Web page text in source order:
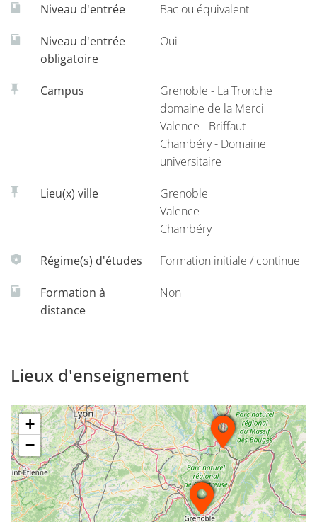
Licence comportant une option "accès
santé" (L.AS)
Groupe 1 : 1re année de licence avec option santé
Groupe 2 : 1re année de licence avec option santé non-
incluse dans les 60 ECTS à l’UGA
LAS du domaine Sciences humaines et sociales (SHS) :
MIASHS
LAS du Département licence sciences et technologie -
Grenoble (DLST): Chimie et biochimie ; Informatique,
mathématiques et applications ; Physique, chimie,
mécanique, mathématiques ; Sciences pour l’ingénieur
; Sciences du vivant
Niveau d'entrée Bac ou équivalent
Niveau d'entrée
obligatoire
Oui
Campus
Grenoble - La Tronche
domaine de la Merci
Valence - Briffaut
Chambéry - Domaine
universitaire
Lieu(x) ville
Grenoble
Valence
Chambéry
Régime(s) d'études Formation initiale / continue
Formation à
distance
Non
Lieux d'enseignement
+
−